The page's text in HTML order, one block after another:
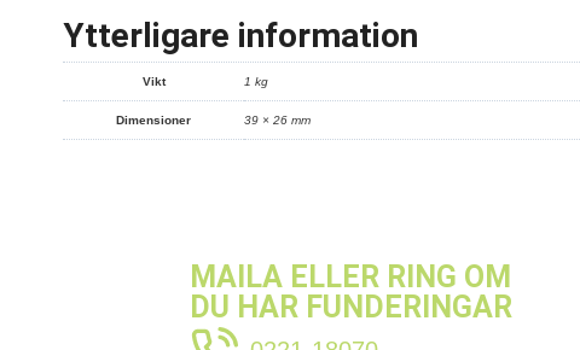
Ytterligare information
Vikt 1 kg
Dimensioner 39 × 26 mm
MAILA ELLER RING OM
DU HAR FUNDERINGAR